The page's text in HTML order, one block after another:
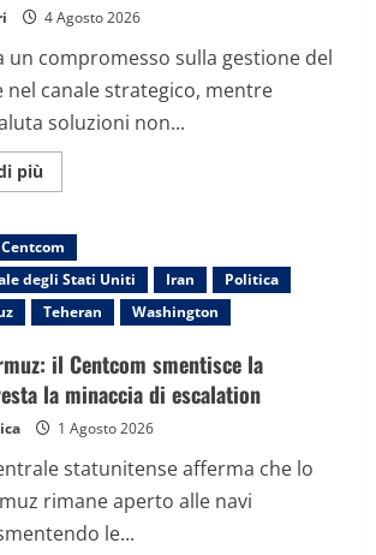
4 Agosto 2026
un compromesso sulla gestione del
nel canale strategico, mentre
soluzioni non...
più
informazioni
di
Hormuz,
prove
di
intesa
USA-
l’Oman
gestisce
la
trattativa
Centcom
degli Stati Uniti
Iran
Politica
Teheran Washington
il Centcom smentisce la
la minaccia di escalation
1 Agosto 2026
statunitense afferma che lo
rimane aperto alle navi
le...